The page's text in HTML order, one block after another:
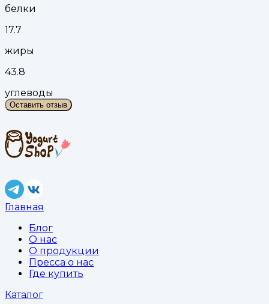
белки
17.7
жиры
43.8
углеводы
Оставить отзыв
Главная
Блог
О нас
О продукции
Пресса о нас
Где купить
Каталог